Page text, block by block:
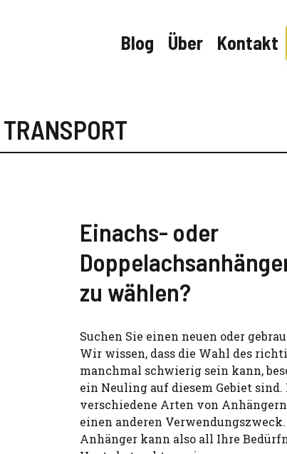
Blog Über Kontakt
TRANSPORT
Einachs- oder
zu wählen?
Suchen Sie einen neuen oder
Wir wissen, dass die Wahl des
manchmal schwierig sein kann,
ein Neuling auf diesem Gebiet sind.
verschiedene Arten von
einen anderen
Anhänger kann also all Ihre